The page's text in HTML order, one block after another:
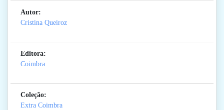
Autor:
Cristina Queiroz
Editora:
Coimbra
Coleção:
Extra Coimbra